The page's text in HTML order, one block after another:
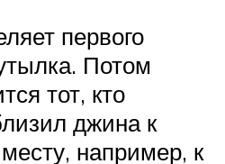
первого
Потом
тот, кто
джина к
например, к